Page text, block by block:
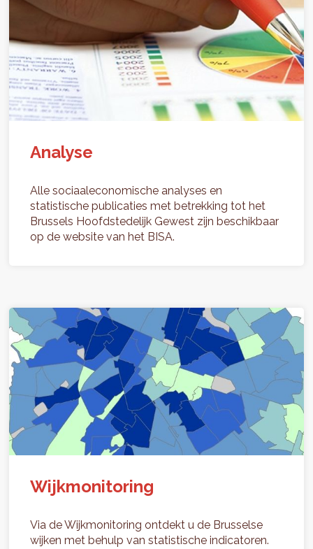
Analyse
Alle sociaaleconomische analyses en
statistische publicaties met betrekking tot het
Brussels Hoofdstedelijk Gewest zijn beschikbaar
op de website van het BISA.
Wijkmonitoring
Via de Wijkmonitoring ontdekt u de Brusselse
wijken met behulp van statistische indicatoren.